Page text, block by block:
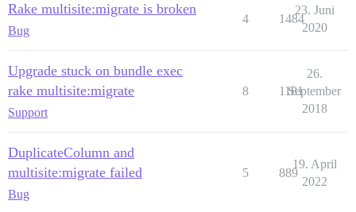
Rake multisite:migrate is broken
Bug
4 1484
23. Juni
2020
Upgrade stuck on bundle exec
rake multisite:migrate
Support
8 1181
26.
September
2018
DuplicateColumn and
multisite:migrate failed
Bug
5 889
19. April
2022